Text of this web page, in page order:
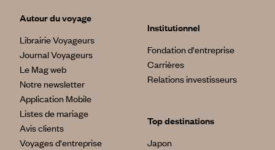
Autour du voyage
Librairie Voyageurs
Journal Voyageurs
Le Mag web
Notre newsletter
Application Mobile
Listes de mariage
Avis clients
Voyages d'entreprise
Institutionnel
Fondation d'entreprise
Carrières
Relations investisseurs
Top destinations
Japon